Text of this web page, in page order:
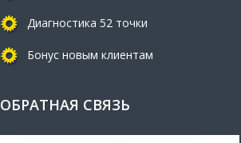
Диагностика 52 точки
Бонус новым клиентам
ОБРАТНАЯ СВЯЗЬ